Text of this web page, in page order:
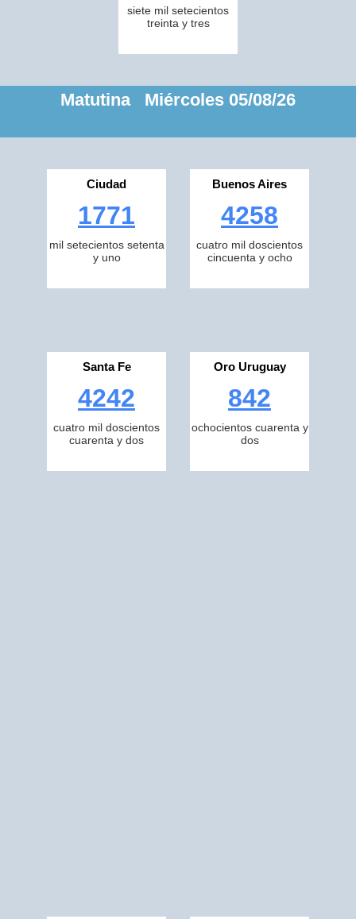
siete mil setecientos
treinta y tres
Matutina Miércoles 05/08/26
Ciudad
1771
mil setecientos setenta
y uno
Buenos Aires
4258
cuatro mil doscientos
cincuenta y ocho
Santa Fe
4242
cuatro mil doscientos
cuarenta y dos
Oro Uruguay
842
ochocientos cuarenta y
dos